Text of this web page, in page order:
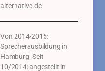
alternative.de
Von 2014-2015:
Sprecherausbildung in
Hamburg. Seit
10/2014: angestellt in